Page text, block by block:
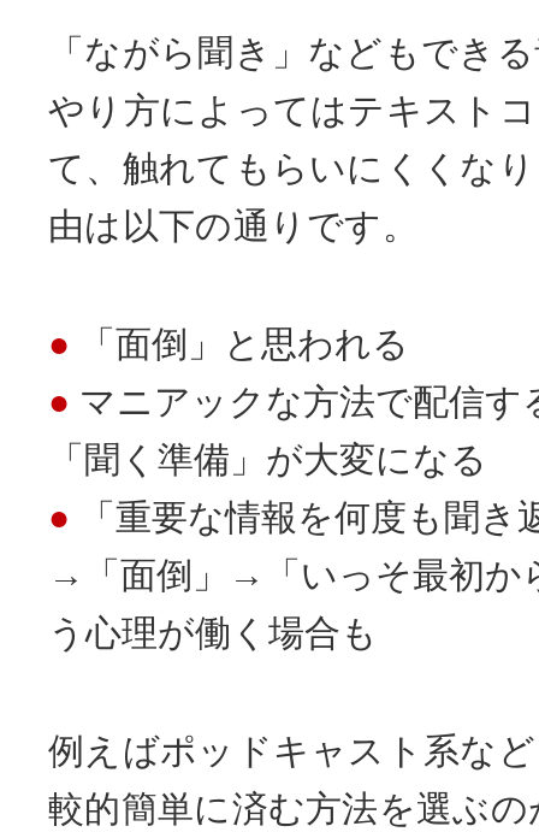
「ながら聞き」などもでき
やり方によってはテキスト
て、触れてもらいにくくな
由は以下の通りです。
「面倒」と思われる
マニアックな方法で配信す
「聞く準備」が大変になる
「重要な情報を何度も聞
→「面倒」→「いっそ最初か
う心理が働く場合も
例えばポッドキャスト系な
較的簡単に済む方法を選ぶ